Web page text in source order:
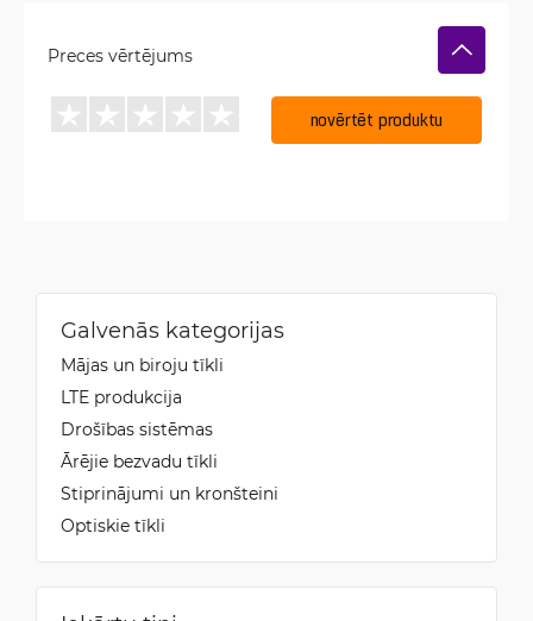
Preces vērtējums
novērtēt produktu
Galvenās kategorijas
Mājas un biroju tīkli
LTE produkcija
Drošības sistēmas
Ārējie bezvadu tīkli
Stiprinājumi un kronšteini
Optiskie tīkli